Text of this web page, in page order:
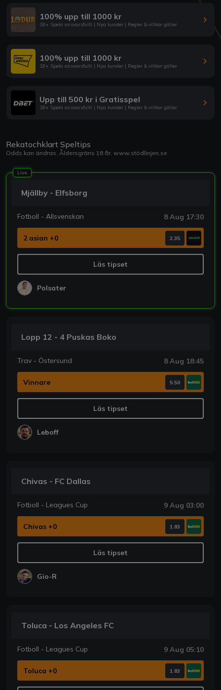
100% upp till 1000 kr
18+ Spela ansvarsfullt | Nya kunder | Regler & villkor gäller
100% upp till 1000 kr
18+ Spela ansvarsfullt | Nya kunder | Regler & villkor gäller
Upp till 500 kr i Gratisspel
18+ Spela ansvarsfullt | Nya kunder | Regler & villkor gäller
Rekatochklart Speltips
Odds kan ändras. Åldersgräns 18 år. www.stödlinjen.se
Live
Mjällby - Elfsborg
Fotboll - Allsvenskan 8 Aug 17:30
2 asian +0 2.35
Läs tipset
Polsater
Lopp 12 - 4 Puskas Boko
Trav - Östersund 8 Aug 18:45
Vinnare 5.50
Läs tipset
Leboff
Chivas - FC Dallas
Fotboll - Leagues Cup 9 Aug 03:00
Chivas +0 1.83
Läs tipset
Gio-R
Toluca - Los Angeles FC
Fotboll - Leagues Cup 9 Aug 05:10
Toluca +0 1.83